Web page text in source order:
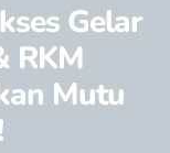
Gelar
RKM
Mutu